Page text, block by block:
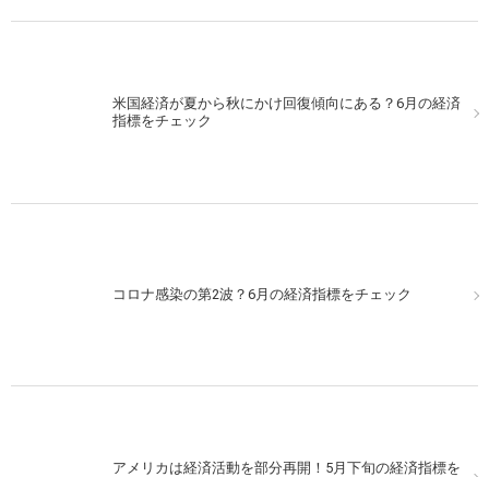
米国経済が夏から秋にかけ回復傾向にある？6月の経済
指標をチェック
コロナ感染の第2波？6月の経済指標をチェック
アメリカは経済活動を部分再開！5月下旬の経済指標を